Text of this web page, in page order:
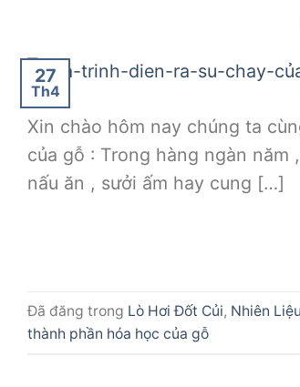
27
Th4
Xin chào hôm nay chúng ta
của gỗ : Trong hàng ngàn
nấu ăn , sưởi ấm hay cung […]
Đã đăng trong Lò Hơi Đốt Củi, Nhiên
thành phần hóa học của gỗ